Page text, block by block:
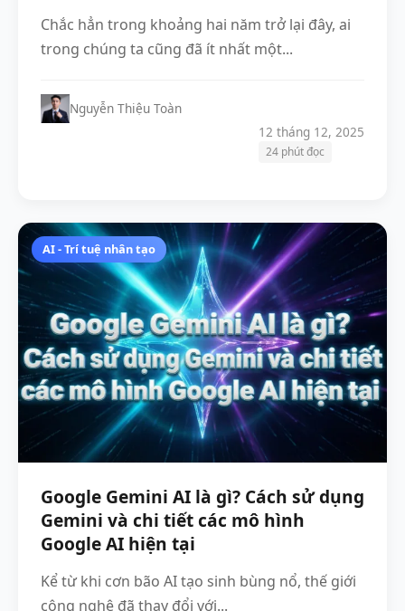
Chắc hẳn trong khoảng hai năm trở lại đây, ai
trong chúng ta cũng đã ít nhất một...
Nguyễn Thiệu Toàn
12 tháng 12, 2025
24 phút đọc
AI - Trí tuệ nhân tạo
Google Gemini AI là gì? Cách sử dụng
Gemini và chi tiết các mô hình
Google AI hiện tại
Kể từ khi cơn bão AI tạo sinh bùng nổ, thế giới
công nghệ đã thay đổi với...